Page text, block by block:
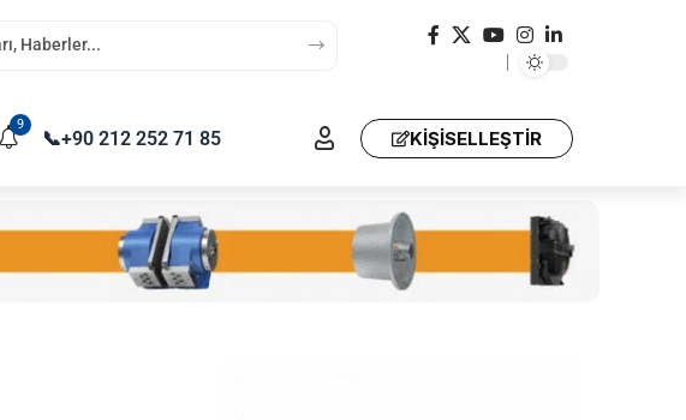
9
📞+90 212 252 71 85 KIŞISELLEŞTIR